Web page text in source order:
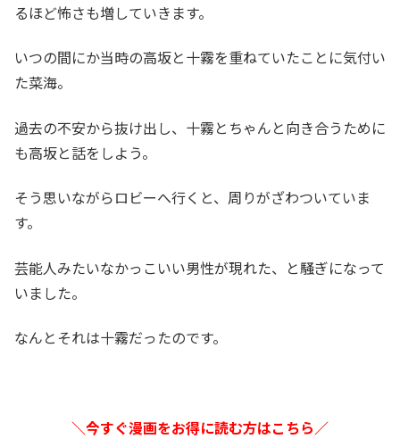
るほど怖さも増していきます。
いつの間にか当時の高坂と十霧を重ねていたことに気付い
た菜海。
過去の不安から抜け出し、十霧とちゃんと向き合うために
も高坂と話をしよう。
そう思いながらロビーへ行くと、周りがざわついていま
す。
芸能人みたいなかっこいい男性が現れた、と騒ぎになって
いました。
なんとそれは十霧だったのです。
＼今すぐ漫画をお得に読む方はこちら／